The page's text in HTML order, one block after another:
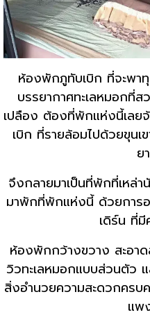
ห้องพักภูทับเบิก ที่จะพา
บรรยากาศทะเลหมอกที่
เปลือง ต้องที่พักแห่งนี้เลย
เบิก ที่รายล้อมไปด้วยขุนเ
ย
จึงกลายมาเป็นที่พักที่เหล่
มาพักที่พักแห่งนี้ ด้วยการ
เดิร์น ที่
ห้องพักกว้างขวาง สะอา
วิวทะเลหมอกแบบส่วนตัว
สิ่งอำนวยความสะดวกครบ
แพ